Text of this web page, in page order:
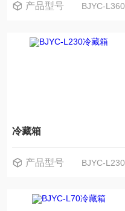
产品型号 BJYC-L360
冷藏箱
产品型号 BJYC-L230